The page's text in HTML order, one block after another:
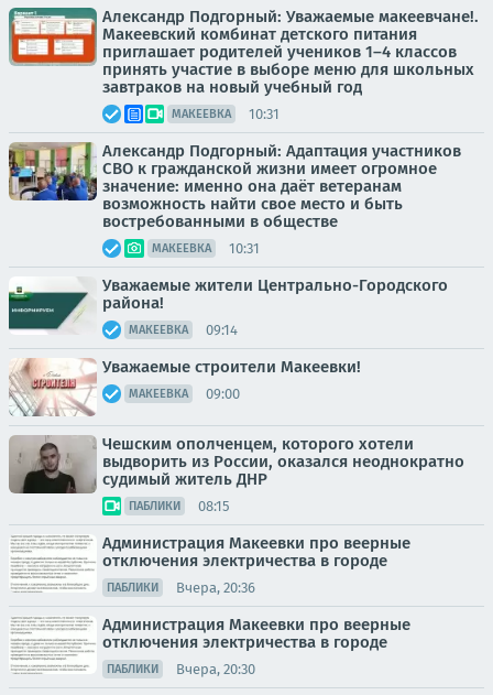
Александр Подгорный: Уважаемые макеевчане!.
Макеевский комбинат детского питания
приглашает родителей учеников 1–4 классов
принять участие в выборе меню для школьных
завтраков на новый учебный год
МАКЕЕВКА 10:31
Александр Подгорный: Адаптация участников
СВО к гражданской жизни имеет огромное
значение: именно она даёт ветеранам
возможность найти свое место и быть
востребованными в обществе
МАКЕЕВКА 10:31
Уважаемые жители Центрально-Городского
района!
МАКЕЕВКА 09:14
Уважаемые строители Макеевки!
МАКЕЕВКА 09:00
Чешским ополченцем, которого хотели
выдворить из России, оказался неоднократно
судимый житель ДНР
ПАБЛИКИ 08:15
Администрация Макеевки про веерные
отключения электричества в городе
ПАБЛИКИ Вчера, 20:36
Администрация Макеевки про веерные
отключения электричества в городе
ПАБЛИКИ Вчера, 20:30